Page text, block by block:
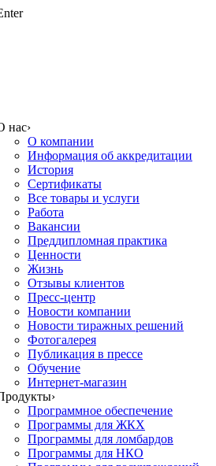
нас›
О компании
Информация об аккредитации
История
Сертификаты
Все товары и услуги
Работа
Вакансии
Преддипломная практика
Ценности
Жизнь
Отзывы клиентов
Пресс-центр
Новости компании
Новости тиражных решений
Фотогалерея
Публикация в прессе
Обучение
Интернет-магазин
›
Программное обеспечение
Программы для ЖКХ
Программы для ломбардов
Программы для НКО